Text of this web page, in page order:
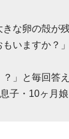
な卵の殻が
いますか？
」と毎回答
子・10ヶ月